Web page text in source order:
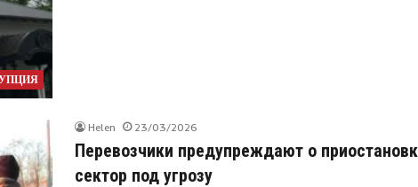
Helen 23/03/2026
Перевозчики предупреждают о
сектор под угрозу